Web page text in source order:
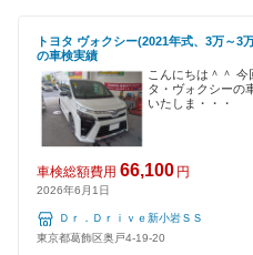
中央区
千代田区
中野区
練馬区
120分以内の車検
1日車検
整備保証
1級整備士在籍
車検のコバック
ミタニ車検
キグナス車検
ホリデー車検
マッハ車検
トヨタ ヴォクシー(2021年式、3万～3
の車検実績
こんにちは＾＾ 今
タ・ヴォクシーの
いたしま・・・
車検総額費用 66,100 円
2026年6月1日
Ｄｒ．Ｄｒｉｖｅ新小岩ＳＳ
東京都葛飾区奥戸4-19-20